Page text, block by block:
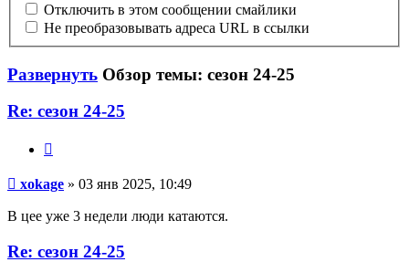
Отключить в этом сообщении смайлики
Не преобразовывать адреса URL в ссылки
Развернуть Обзор темы: сезон 24-25
Re: сезон 24-25
xokage » 03 янв 2025, 10:49
В цее уже 3 недели люди катаются.
Re: сезон 24-25